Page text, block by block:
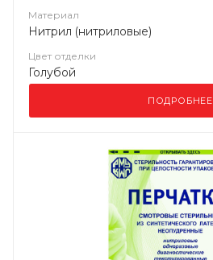
Материал
Нитрил (нитриловые)
Цвет отделки
Голубой
ПОДРОБНЕЕ